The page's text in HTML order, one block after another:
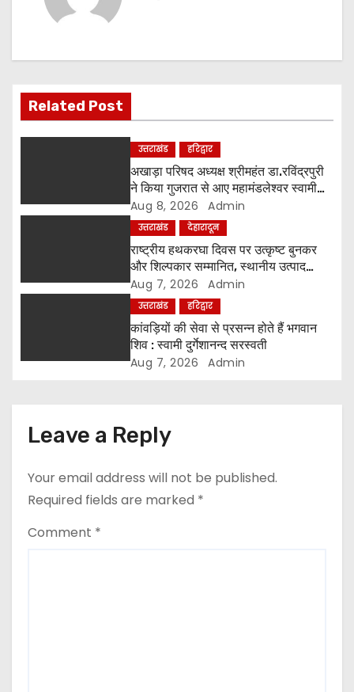
v
i
g
i
n
Related Post
उत्तराखंड हरिद्वार
अखाड़ा परिषद अध्यक्ष श्रीमहंत डा.रविंद्रपुरी
ने किया गुजरात से आए महामंडलेश्वर स्वामी
कुर्षी पुरी और भक्तों का स्वागत
Aug 8, 2026 Admin
उत्तराखंड देहारादून
राष्ट्रीय हथकरघा दिवस पर उत्कृष्ट बुनकर
और शिल्पकार सम्मानित, स्थानीय उत्पाद
अपनाने का आह्वान
Aug 7, 2026 Admin
उत्तराखंड हरिद्वार
कांवड़ियों की सेवा से प्रसन्न होते हैं भगवान
शिव : स्वामी दुर्गेशानन्द सरस्वती
Aug 7, 2026 Admin
Leave a Reply
Your email address will not be published.
Required fields are marked *
Comment *